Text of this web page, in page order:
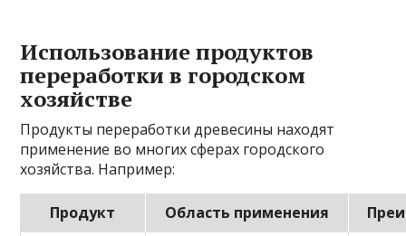
Использование продуктов
переработки в городском
хозяйстве
Продукты переработки древесины находят
применение во многих сферах городского
хозяйства. Например:
Продукт Область применения